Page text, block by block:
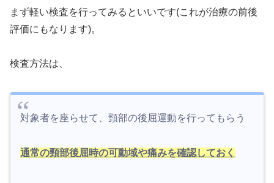
まず軽い検査を行ってみるといいです(これが治療の前後
評価にもなります)。
検査方法は、
対象者を座らせて、頸部の後屈運動を行ってもらう
通常の頸部後屈時の可動域や痛みを確認しておく